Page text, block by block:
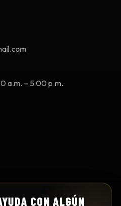
a.m. – 5:00 p.m.
CON ALGÚN